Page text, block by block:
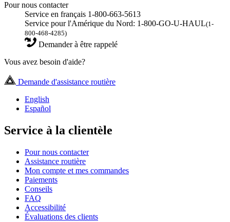
Pour nous contacter
Service en français 1-800-663-5613
Service pour l'Amérique du Nord: 1-800-GO-U-HAUL(1-
800-468-4285)
Demander à être rappelé
Vous avez besoin d'aide?
Demande d'assistance routière
English
Español
Service à la clientèle
Pour nous contacter
Assistance routière
Mon compte et mes commandes
Paiements
Conseils
FAQ
Accessibilité
Évaluations des clients